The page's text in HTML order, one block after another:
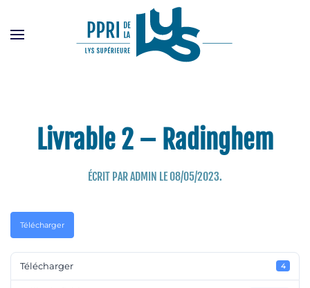
Livrable 2 – Radinghem
ÉCRIT PARADMIN LE08/05/2023.
Télécharger
Télécharger 4